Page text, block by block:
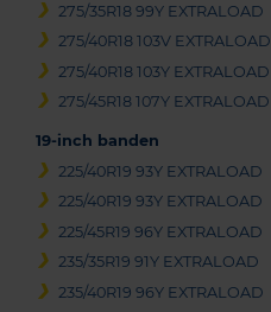
275/35R18 99Y EXTRALOAD
275/40R18 103V EXTRALOAD
275/40R18 103Y EXTRALOAD
275/45R18 107Y EXTRALOAD
19-inch banden
225/40R19 93Y EXTRALOAD
225/40R19 93Y EXTRALOAD
225/45R19 96Y EXTRALOAD
235/35R19 91Y EXTRALOAD
235/40R19 96Y EXTRALOAD